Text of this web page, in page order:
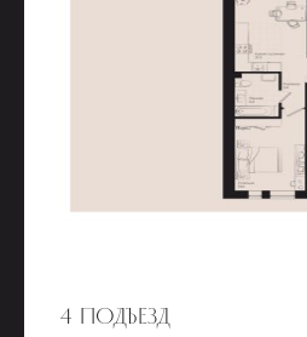
4 ПОДЪЕЗД